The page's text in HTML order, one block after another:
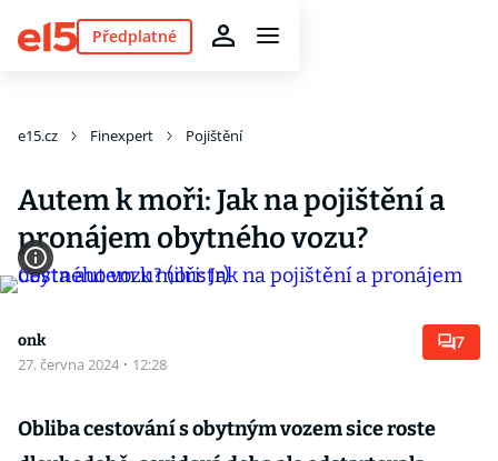
Předplatné
e15.cz Finexpert Pojištění
Autem k moři: Jak na pojištění a
pronájem obytného vozu?
onk
27. června 2024 · 12:28
7
Obliba cestování s obytným vozem sice roste